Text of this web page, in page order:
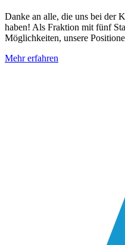
Danke an alle, die uns bei der
haben! Als Fraktion mit fünf
Möglichkeiten, unsere
Mehr erfahren